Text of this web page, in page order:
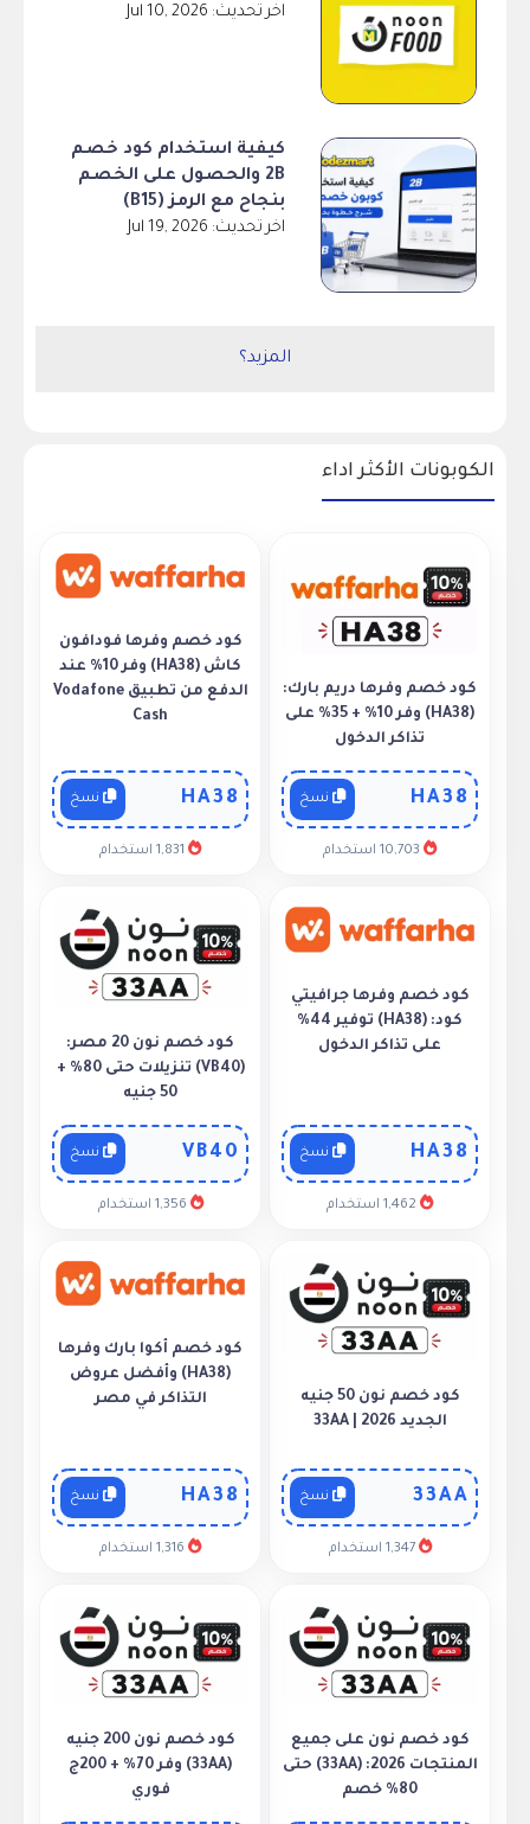
اخر تحديث: Jul 10, 2026
كيفية استخدام كود خصم
2B والحصول على الخصم
بنجاح مع الرمز (B15)
اخر تحديث: Jul 19, 2026
المزيد؟
الكوبونات الأكثر اداء
كود خصم وفرها دريم بارك:
(HA38) وفر 10% + 35% على
تذاكر الدخول
HA38
كود خصم وفرها فودافون
كاش (HA38) وفر 10% عند
الدفع من تطبيق Vodafone
Cash
HA38
كود خصم وفرها جرافيتي
كود: (HA38) توفير 44%
على تذاكر الدخول
HA38
كود خصم نون 20 مصر:
(VB40) تنزيلات حتى 80% +
50 جنيه
VB40
كود خصم نون 50 جنيه
الجديد 2026 | 33AA
33AA
1,347 استخدام
كود خصم أكوا بارك وفرها
(HA38) وأفضل عروض
التذاكر في مصر
HA38
كود خصم نون على جميع
المنتجات 2026: (33AA) حتى
80% خصم
كود خصم نون 200 جنيه
(33AA) وفر 70% + 200ج
فوري